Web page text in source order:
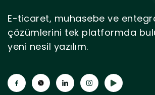
E-ticaret, muhasebe ve
çözümlerini tek platformda
yeni nesil yazılım.